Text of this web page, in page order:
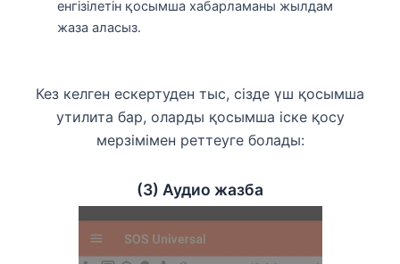
енгізілетін қосымша хабарламаны жылдам
жаза аласыз.
Кез келген ескертуден тыс, сізде үш қосымша
утилита бар, оларды қосымша іске қосу
мерзімімен реттеуге болады:
(3) Аудио жазба